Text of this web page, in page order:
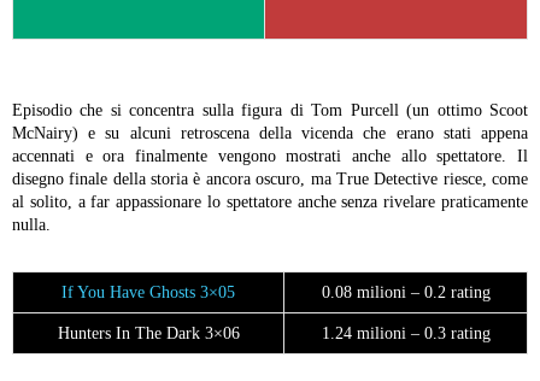
Episodio che si concentra sulla figura di Tom Purcell (un ottimo Scoot
McNairy) e su alcuni retroscena della vicenda che erano stati appena
accennati e ora finalmente vengono mostrati anche allo spettatore. Il
disegno finale della storia è ancora oscuro, ma True Detective riesce, come
al solito, a far appassionare lo spettatore anche senza rivelare praticamente
nulla.
If You Have Ghosts 3×05 0.08 milioni – 0.2 rating
Hunters In The Dark 3×06 1.24 milioni – 0.3 rating